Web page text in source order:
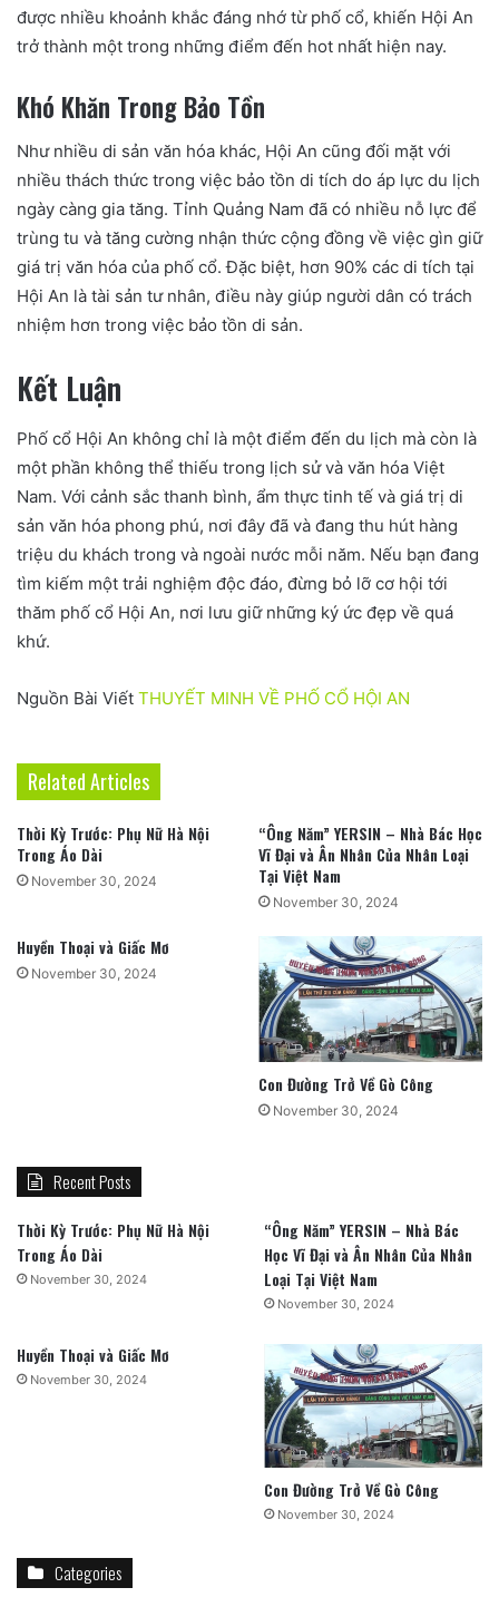
được nhiều khoảnh khắc đáng nhớ từ phố cổ, khiến Hội An
trở thành một trong những điểm đến hot nhất hiện nay.
Khó Khăn Trong Bảo Tồn
Như nhiều di sản văn hóa khác, Hội An cũng đối mặt với
nhiều thách thức trong việc bảo tồn di tích do áp lực du lịch
ngày càng gia tăng. Tỉnh Quảng Nam đã có nhiều nỗ lực để
trùng tu và tăng cường nhận thức cộng đồng về việc gìn giữ
giá trị văn hóa của phố cổ. Đặc biệt, hơn 90% các di tích tại
Hội An là tài sản tư nhân, điều này giúp người dân có trách
nhiệm hơn trong việc bảo tồn di sản.
Kết Luận
Phố cổ Hội An không chỉ là một điểm đến du lịch mà còn là
một phần không thể thiếu trong lịch sử và văn hóa Việt
Nam. Với cảnh sắc thanh bình, ẩm thực tinh tế và giá trị di
sản văn hóa phong phú, nơi đây đã và đang thu hút hàng
triệu du khách trong và ngoài nước mỗi năm. Nếu bạn đang
tìm kiếm một trải nghiệm độc đáo, đừng bỏ lỡ cơ hội tới
thăm phố cổ Hội An, nơi lưu giữ những ký ức đẹp về quá
khứ.
Nguồn Bài Viết THUYẾT MINH VỀ PHỐ CỔ HỘI AN
Related Articles
Thời Kỳ Trước: Phụ Nữ Hà Nội
Trong Áo Dài
November 30, 2024
“Ông Năm” YERSIN – Nhà Bác Học
Vĩ Đại và Ân Nhân Của Nhân Loại
Tại Việt Nam
November 30, 2024
Huyền Thoại và Giấc Mơ
November 30, 2024
Con Đường Trở Về Gò Công
November 30, 2024
Recent Posts
Thời Kỳ Trước: Phụ Nữ Hà Nội
Trong Áo Dài
November 30, 2024
“Ông Năm” YERSIN – Nhà Bác
Học Vĩ Đại và Ân Nhân Của Nhân
Loại Tại Việt Nam
November 30, 2024
Huyền Thoại và Giấc Mơ
November 30, 2024
Con Đường Trở Về Gò Công
November 30, 2024
Categories